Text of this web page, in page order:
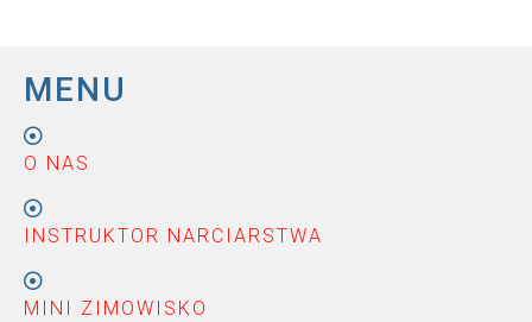
MENU
O NAS
INSTRUKTOR NARCIARSTWA
MINI ZIMOWISKO